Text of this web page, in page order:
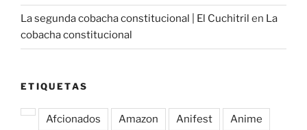
La segunda cobacha constitucional | El Cuchitril en La
cobacha constitucional
ETIQUETAS
Afcionados Amazon Anifest Anime